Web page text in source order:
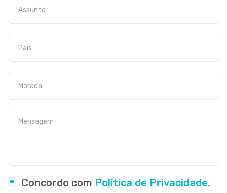
Concordo com Política de Privacidade.